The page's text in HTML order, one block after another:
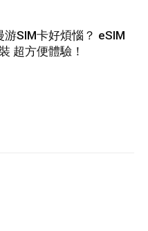
游SIM卡好煩惱？ eSIM
超方便體驗！